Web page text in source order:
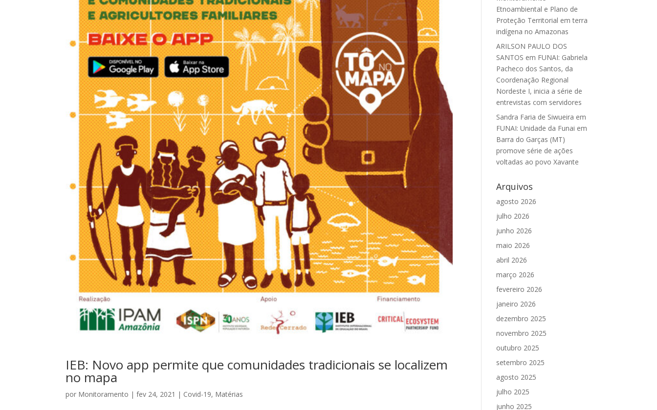
IEB: Novo app permite que comunidades tradicionais se localizem
no mapa
por Monitoramento |fev 24, 2021 | Covid-19, Matérias
Etnoambiental e Plano de
Proteção Territorial em terra
indígena no Amazonas
ARILSON PAULO DOS
SANTOS em FUNAI: Gabriela
Pacheco dos Santos, da
Coordenação Regional
Nordeste I, inicia a série de
entrevistas com servidores
Sandra Faria de Siwueira em
FUNAI: Unidade da Funai em
Barra do Garças (MT)
promove série de ações
voltadas ao povo Xavante
Arquivos
agosto 2026
julho 2026
junho 2026
maio 2026
abril 2026
março 2026
fevereiro 2026
janeiro 2026
dezembro 2025
novembro 2025
outubro 2025
setembro 2025
agosto 2025
julho 2025
junho 2025